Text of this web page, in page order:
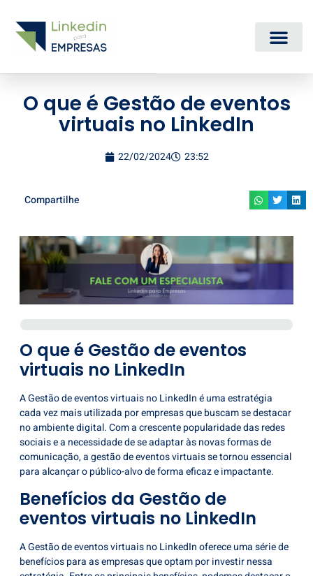
O que é Gestão de eventos
virtuais no LinkedIn
22/02/2024 23:52
Compartilhe
O que é Gestão de eventos
virtuais no LinkedIn
A Gestão de eventos virtuais no LinkedIn é uma estratégia
cada vez mais utilizada por empresas que buscam se destacar
no ambiente digital. Com a crescente popularidade das redes
sociais e a necessidade de se adaptar às novas formas de
comunicação, a gestão de eventos virtuais se tornou essencial
para alcançar o público-alvo de forma eficaz e impactante.
Benefícios da Gestão de
eventos virtuais no LinkedIn
A Gestão de eventos virtuais no LinkedIn oferece uma série de
benefícios para as empresas que optam por investir nessa